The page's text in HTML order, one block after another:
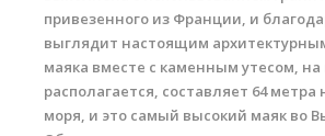
привезенного из Франции, и
выглядит настоящим
маяка вместе с каменным утесом, на
располагается, составляет 64 метра
моря, и это самый высокий маяк во